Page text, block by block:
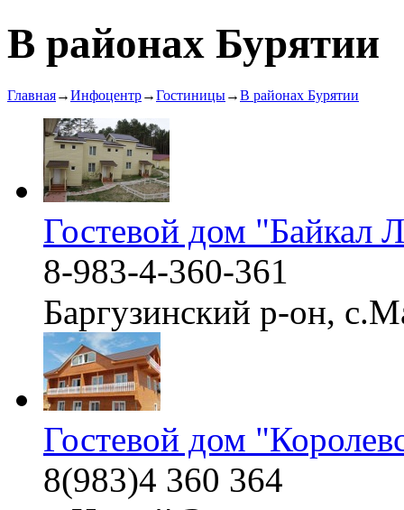
В районах Бурятии
Главная→Инфоцентр→Гостиницы→В районах Бурятии
Гостевой дом "Байкал
8-983-4-360-361
Баргузинский р-он,
Гостевой дом
8(983)4 360 364